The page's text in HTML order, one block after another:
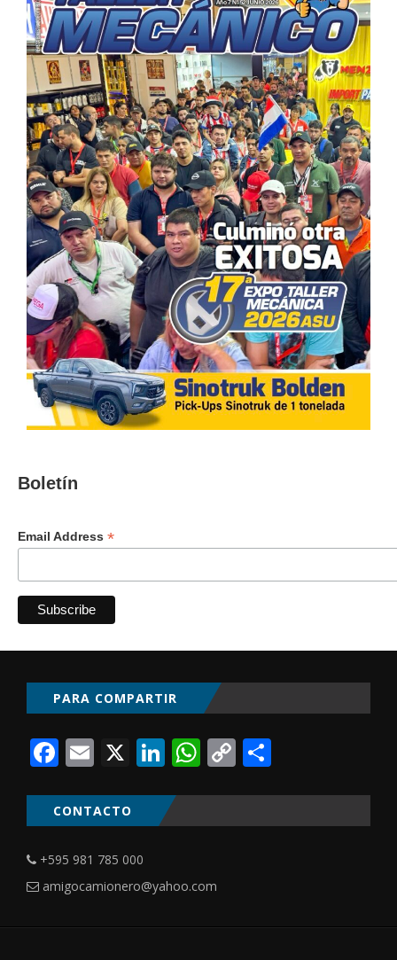
Boletín
Email Address *
PARA COMPARTIR
Facebook
Email
X LinkedIn
WhatsApp
Copy
CONTACTO
+595 981 785 000
amigocamionero@yahoo.com